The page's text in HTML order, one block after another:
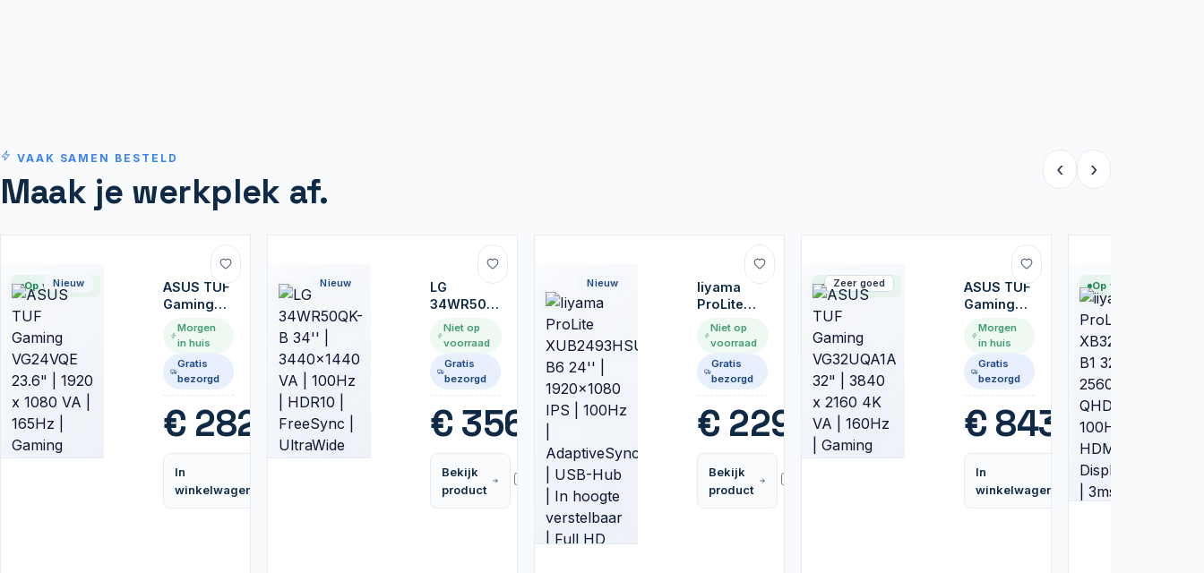
VAAK SAMEN BESTELD
Maak je werkplek af.
‹ ›
Op voorraad
Nieuw
ASUS TUF
Gaming
VG24VQE
23.6" |
1080 VA |
165Hz |
Gaming
Monitor
Morgen
in huis
Gratis
bezorgd
€ 282,99
In
winkelwagen
Nieuw
​LG
34WR50QK-
B 34'' |
3440x1440
| HDR10 |
FreeSync
UltraWide
Monitor
Niet op
voorraad
Gratis
bezorgd
€ 356,99
Bekijk
product
Vergelijk
Nieuw
Iiyama
ProLite
XUB2493HSU-
B6 24'' |
IPS |
100Hz |
AdaptiveSync
| USB-Hub
| In
hoogte
verstelbaar
| Full HD
Monitor
Niet op
voorraad
Gratis
bezorgd
€ 229,99
Bekijk
product
Op voorraad
Zeer goed
ASUS TUF
Gaming
VG32UQA1A
32" | 3840
VA | 160Hz
| Gaming
Monitor
Morgen
in huis
Gratis
bezorgd
€ 843,99
In
winkelwagen
Vergelijk
Op voorraad